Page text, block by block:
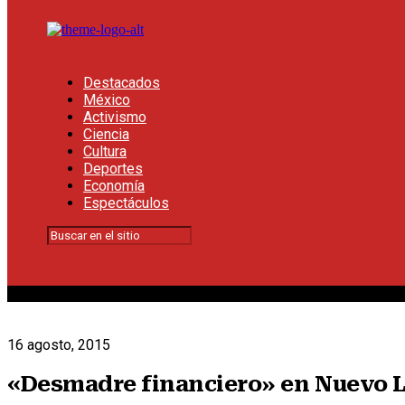
Destacados
México
Activismo
Ciencia
Cultura
Deportes
Economía
Espectáculos
16 agosto, 2015
«Desmadre financiero» en Nuevo